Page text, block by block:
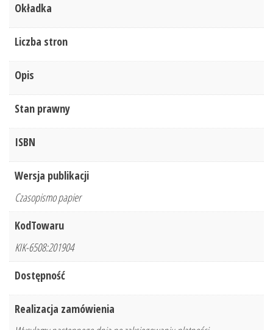
Okładka
Liczba stron
Opis
Stan prawny
ISBN
Wersja publikacji
Czasopismo papier
KodTowaru
KIK-6508:201904
Dostępność
Realizacja zamówienia